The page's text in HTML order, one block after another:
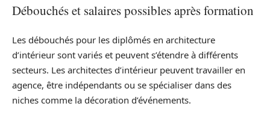
Débouchés et salaires possibles après formation
Les débouchés pour les diplômés en architecture
d’intérieur sont variés et peuvent s’étendre à différents
secteurs. Les architectes d’intérieur peuvent travailler en
agence, être indépendants ou se spécialiser dans des
niches comme la décoration d’événements.